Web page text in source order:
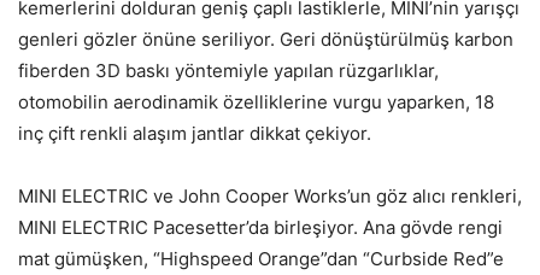
kemerlerini dolduran geniş çaplı lastiklerle, MINI’nin yarışçı
genleri gözler önüne seriliyor. Geri dönüştürülmüş karbon
fiberden 3D baskı yöntemiyle yapılan rüzgarlıklar,
otomobilin aerodinamik özelliklerine vurgu yaparken, 18
inç çift renkli alaşım jantlar dikkat çekiyor.
MINI ELECTRIC ve John Cooper Works’un göz alıcı renkleri,
MINI ELECTRIC Pacesetter’da birleşiyor. Ana gövde rengi
mat gümüşken, “Highspeed Orange”dan “Curbside Red”e